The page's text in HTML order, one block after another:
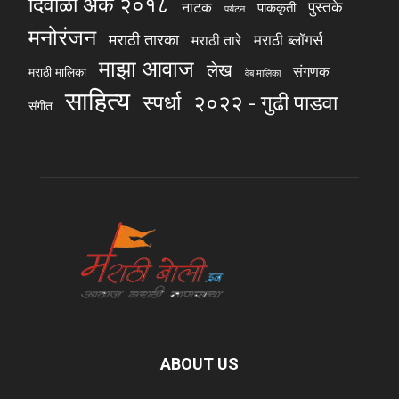
नाटक पर्यटन पाककृती पुस्तके
मनोरंजन मराठी तारका मराठी तारे मराठी ब्लॉगर्स
मराठी मालिका माझा आवाज लेख वेब मालिका संगणक
संगीत साहित्य स्पर्धा २०२२ - गुढी पाडवा
ABOUT US